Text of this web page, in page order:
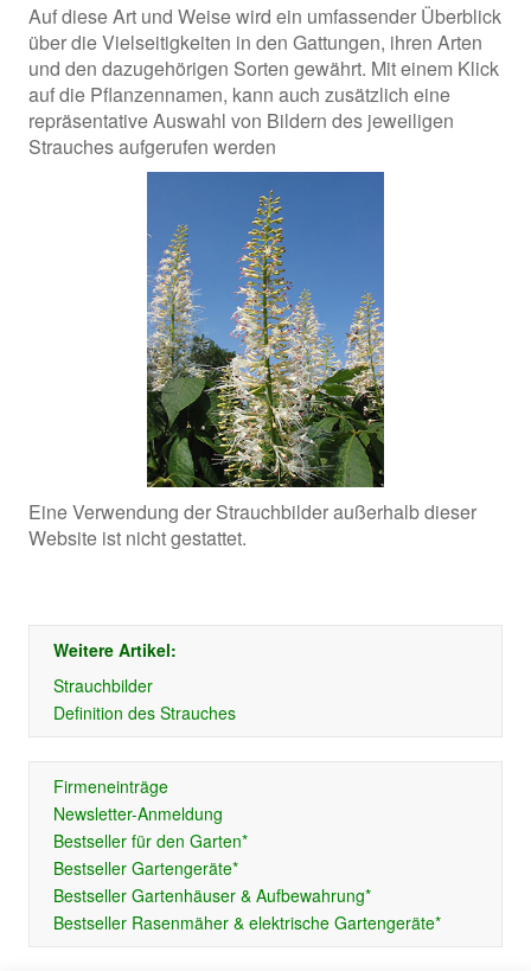
Auf diese Art und Weise wird ein umfassender Überblick
über die Vielseitigkeiten in den Gattungen, ihren Arten
und den dazugehörigen Sorten gewährt. Mit einem Klick
auf die Pflanzennamen, kann auch zusätzlich eine
repräsentative Auswahl von Bildern des jeweiligen
Strauches aufgerufen werden
Eine Verwendung der Strauchbilder außerhalb dieser
Website ist nicht gestattet.
Weitere Artikel:
Strauchbilder
Definition des Strauches
Firmeneinträge
Newsletter-Anmeldung
Bestseller für den Garten*
Bestseller Gartengeräte*
Bestseller Gartenhäuser & Aufbewahrung*
Bestseller Rasenmäher & elektrische Gartengeräte*